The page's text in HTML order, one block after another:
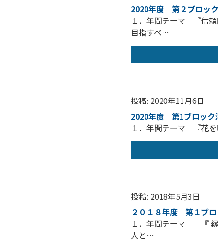
2020年度 第２ブロッ
１．年間テーマ 『信
目指すべ…
投稿: 2020年11月6日
2020年度 第1ブロック
１．年間テーマ 『花
投稿: 2018年5月3日
２０１８年度 第１ブ
１．年間テーマ 『 縁
人と…